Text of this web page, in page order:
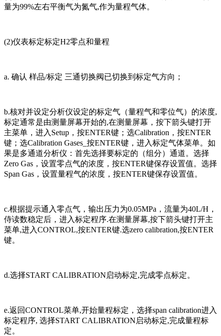
量为99%左右平衡气为氮气,作为量程气体。
(2)仪表标定标定H2零点和量程
a. 确认 样品/标定 三通切换阀已切换到标定气方向；
b.核对并设定分析仪设定的标定气（量程气和零位气）的浓度,
标定通常是由测量屏幕开始的,在测量屏幕，按下箭头键打开
主菜单，进入Setup，按ENTER键；选Calibration，按ENTER
键；选Calibration Gases_按ENTER键，进入标定气体菜单。如
果是多通道分析仪：首先选择要标定的（组分）通道。选择
Zero Gas，设置零点气的浓度，按ENTER键保存设置值。选择
Span Gas，设置量程气的浓度，按ENTER键保存设置值。
c.根据提示通入零点气，输出压力为0.05MPa，流量为40L/H，
侍读数稳定后，进入标定程序.在测量屏幕,按下箭头键打开主
菜单,进入CONTROL,按ENTER键.选zero calibration,按ENTER
键。
d.选择START CALIBRATION启动标定,完成零点标定。
e.返回CONTROL菜单,开始量程标定，选择span calibration进入
标定程序, 选择START CALIBRATION启动标定,完成量程标
定。